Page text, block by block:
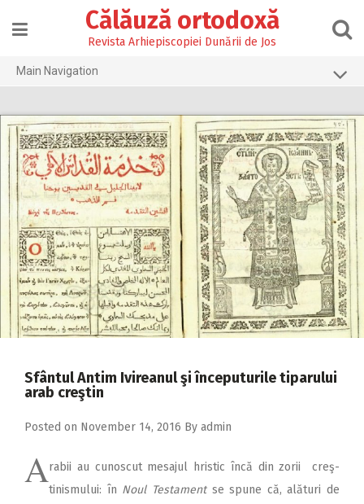
content
Călăuză ortodoxă
Revista Arhiepiscopiei Dunării de Jos
Main Navigation
2026
2025
2024
2023
2022
2021
2020
2019
2018
2016
2015
Sfântul Antim Ivireanul şi începuturile tiparului
arab creştin
Posted on November 14, 2016 By admin
Arabii au cunoscut mesajul hristic încă din zorii creş­
tinismului: în Noul Testament se spune că, alături de